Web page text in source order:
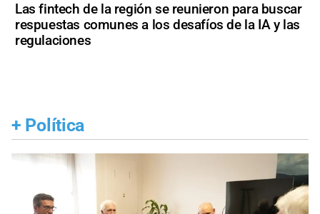
Las fintech de la región se reunieron para buscar
respuestas comunes a los desafíos de la IA y las
regulaciones
+ Política